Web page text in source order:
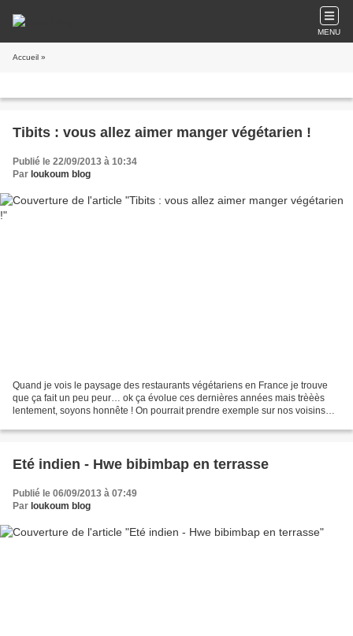
MENU
Accueil »
Tibits : vous allez aimer manger végétarien !
Publié le 22/09/2013 à 10:34
Par loukoum blog
Quand je vois le paysage des restaurants végétariens en France je trouve
que ça fait un peu peur… ok ça évolue ces dernières années mais trèèès
lentement, soyons honnête ! On pourrait prendre exemple sur nos voisins…
Eté indien - Hwe bibimbap en terrasse
Publié le 06/09/2013 à 07:49
Par loukoum blog